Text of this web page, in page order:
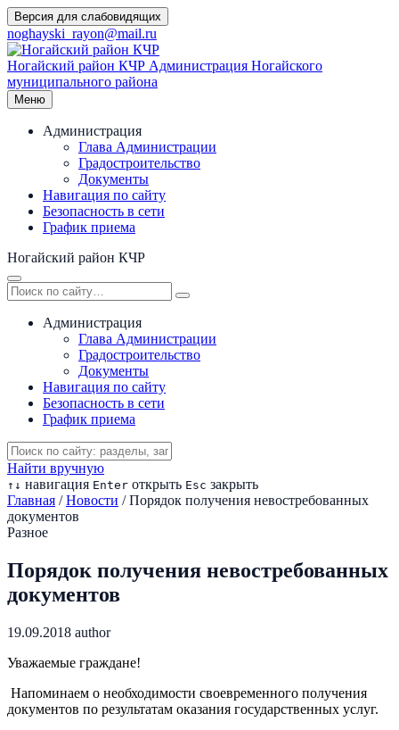
Перейти
к
содержимому
Версия для слабовидящих
noghayski_rayon@mail.ru
Ногайский район КЧР Администрация Ногайского
муниципального района
Меню
Администрация
Глава Администрации
Градостроительство
Документы
Навигация по сайту
Безопасность в сети
График приема
Ногайский район КЧР
Администрация
Глава Администрации
Градостроительство
Документы
Навигация по сайту
Безопасность в сети
График приема
Найти вручную
↑ ↓ навигация Enter открыть Esc закрыть
Главная / Новости / Порядок получения невостребованных
документов
Разное
Порядок получения невостребованных
документов
19.09.2018 author
Уважаемые граждане!
Напоминаем о необходимости своевременного получения
документов по результатам оказания государственных услуг.